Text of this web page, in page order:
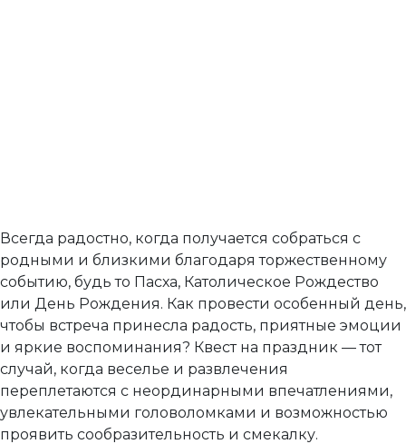
Всегда радостно, когда получается собраться с
родными и близкими благодаря торжественному
событию, будь то Пасха, Католическое Рождество
или День Рождения. Как провести особенный день,
чтобы встреча принесла радость, приятные эмоции
и яркие воспоминания? Квест на праздник — тот
случай, когда веселье и развлечения
переплетаются с неординарными впечатлениями,
увлекательными головоломками и возможностью
проявить сообразительность и смекалку.